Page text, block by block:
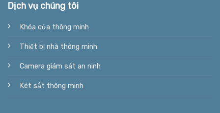
Dịch vụ chúng tôi
Khóa cửa thông minh
Thiết bị nhà thông minh
Camera giám sát an ninh
Két sắt thông minh